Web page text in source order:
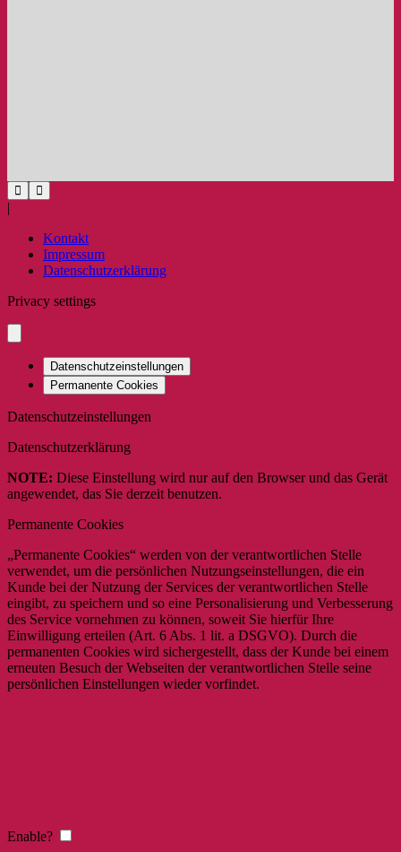
|
Kontakt
Impressum
Datenschutzerklärung
Privacy settings
Datenschutzeinstellungen
Permanente Cookies
Datenschutzeinstellungen
Datenschutzerklärung
NOTE: Diese Einstellung wird nur auf den Browser und das Gerät
angewendet, das Sie derzeit benutzen.
Permanente Cookies
„Permanente Cookies“ werden von der verantwortlichen Stelle
verwendet, um die persönlichen Nutzungseinstellungen, die ein
Kunde bei der Nutzung der Services der verantwortlichen Stelle
eingibt, zu speichern und so eine Personalisierung und Verbesserung
des Service vornehmen zu können, soweit Sie hierfür Ihre
Einwilligung erteilen (Art. 6 Abs. 1 lit. a DSGVO). Durch die
permanenten Cookies wird sichergestellt, dass der Kunde bei einem
erneuten Besuch der Webseiten der verantwortlichen Stelle seine
persönlichen Einstellungen wieder vorfindet.
Enable?